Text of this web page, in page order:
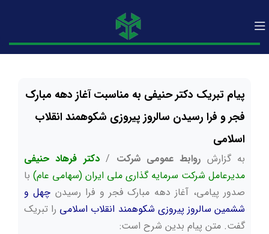
پیام تبریک دکتر حنیفی به مناسبت آغاز دهه مبارک
فجر و فرا رسیدن سالروز پیروزی شکوهمند انقلاب
اسلامی
به گزارش روابط عمومی شرکت /دکتر فرهاد حنیفی
مدیرعامل شرکت سرمایه گذاری ملی ایران (سهامی عام) با
صدور پیامی، آغاز دهه مبارک فجر و فرا رسیدن چهل و
ششمین سالروز پیروزی شکوهمند انقلاب اسلامی را تبریک
گفت. متن پیام بدین شرح است: